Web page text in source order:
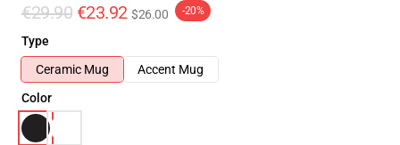
€29.90 €23.92 $26.00 -20%
Type
Ceramic Mug
Accent Mug
Color